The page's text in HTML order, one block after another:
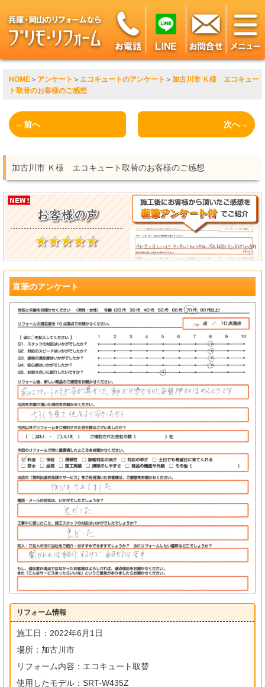
HOME > アンケート > エコキュートのアンケート > 加古川市 Ｋ様 エコキュー
ト取替のお客様のご感想
←前へ 次へ→
加古川市 Ｋ様 エコキュート取替のお客様のご感想
直筆のアンケート
リフォーム情報
施工日：2022年6月1日
場所：加古川市
リフォーム内容：エコキュート取替
使用したモデル：SRT-W435Z